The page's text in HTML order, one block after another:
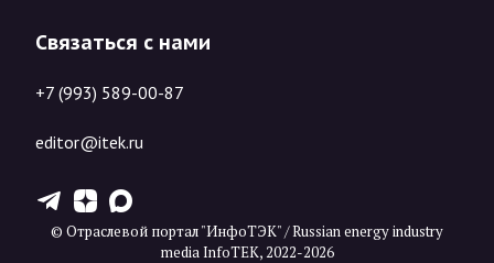
Связаться с нами
+7 (993) 589-00-87
editor@itek.ru
T Z X
© Отраслевой портал "ИнфоТЭК" / Russian energy industry
media InfoTEK, 2022-2026